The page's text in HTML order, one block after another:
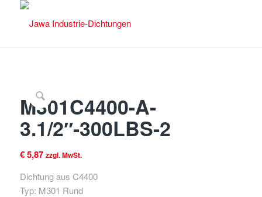
M301C4400-A-
3.1/2″-300LBS-2
€5,87 zzgl. MwSt.
Dichtung aus C4400
Typ: M301 Rund